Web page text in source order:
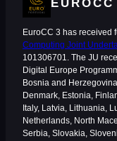
EuroCC 3 has received
Computing Joint
101306701. The JU
Digital Europe
Bosnia and
Denmark, Estonia,
Italy, Latvia, Lithuania,
Netherlands, North
Serbia, Slovakia,